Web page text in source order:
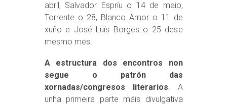
abril, Salvador Espríu o 14 de maio,
Torrente o 28, Blanco Amor o 11 de
xuño e José Luís Borges o 25 dese
mesmo mes.
A estructura dos encontros non
segue o patrón das
xornadas/congresos literarios. A
unha primeira parte máis divulgativa